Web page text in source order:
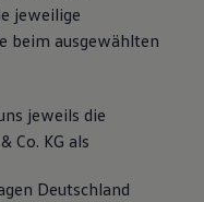
jeweilige
beim ausgewählten
jeweils die
Co. KG als
Deutschland